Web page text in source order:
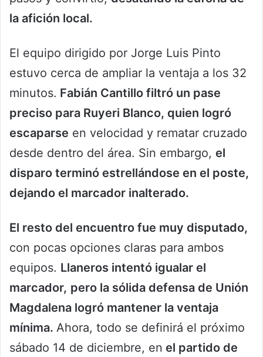
la afición local.
El equipo dirigido por Jorge Luis Pinto
estuvo cerca de ampliar la ventaja a los 32
minutos. Fabián Cantillo filtró un pase
preciso para Ruyeri Blanco, quien logró
escaparse en velocidad y rematar cruzado
desde dentro del área. Sin embargo, el
disparo terminó estrellándose en el poste,
dejando el marcador inalterado.
El resto del encuentro fue muy disputado,
con pocas opciones claras para ambos
equipos. Llaneros intentó igualar el
marcador, pero la sólida defensa de Unión
Magdalena logró mantener la ventaja
mínima. Ahora, todo se definirá el próximo
sábado 14 de diciembre, en el partido de